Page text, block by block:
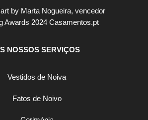
a nossa coleção de roupa e
especialmente selecionados,
NOSSOS SERVIÇOS
Vestidos de Noiva
Fatos de Noivo